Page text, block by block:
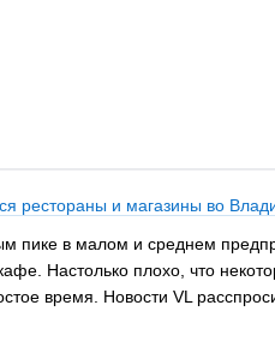
и магазины во
пике в малом и среднем
Настолько плохо, что
время. Новости VL